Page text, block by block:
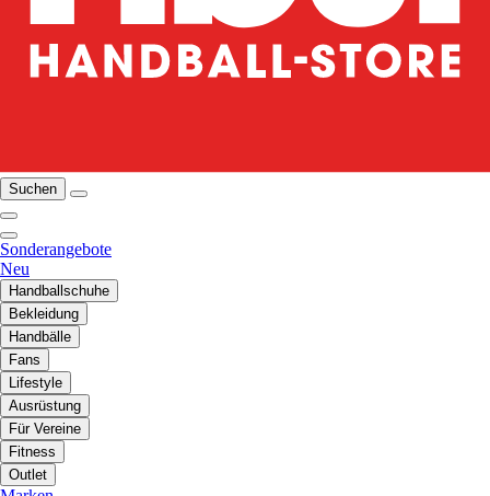
Suchen
Sonderangebote
Neu
Handballschuhe
Bekleidung
Handbälle
Fans
Lifestyle
Ausrüstung
Für Vereine
Fitness
Outlet